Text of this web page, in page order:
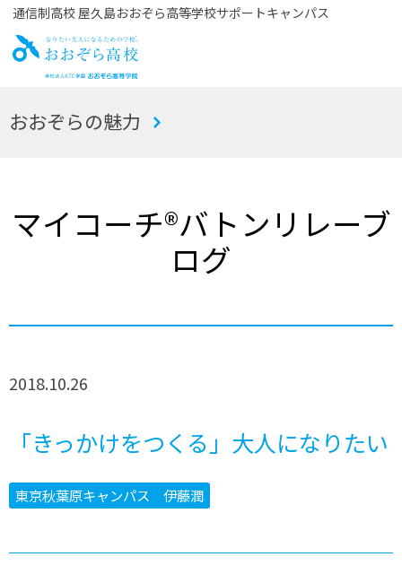
通信制高校 屋久島おおぞら高等学校サポートキャンパス
お
おおぞらの魅力
マイコーチ®バトンリレーブ
ログ
2018.10.26
「きっかけをつくる」大人になりたい
東京秋葉原キャンパス 伊藤潤